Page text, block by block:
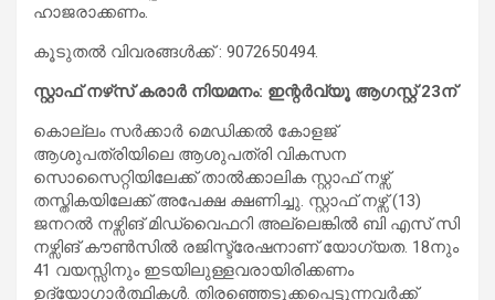
ഹാജരാക്കണം.
കൂടുതൽ വിവരങ്ങൾക്ക് : 9072650494.
സ്റ്റാഫ് നഴ്‌സ്‌ കരാർ നിയമനം: ഇന്റർവ്യൂ ആഗസ്റ്റ് 23ന്
കൊല്ലം സർക്കാർ മെഡിക്കൽ കോളജ്
ആശുപത്രിയിലെ ആശുപത്രി വികസന
സൊസൈറ്റിയിലേക്ക് താൽക്കാലിക സ്റ്റാഫ് നഴ്സ്
തസ്തികയിലേക്ക് അപേക്ഷ ക്ഷണിച്ചു. സ്റ്റാഫ് നഴ്സ് (13)
ജനറൽ നഴ്സിങ് മിഡ്‌വൈഫറി അല്ലെങ്കിൽ ബി എസ് സി
നഴ്സിങ് കൗൺസിൽ രജിസ്ട്രേഷനാണ് യോഗ്യത. 18നും
41 വയസ്സിനും ഇടയിലുള്ളവരായിരിക്കണം
ഉദ്യോഗാർത്ഥികൾ. തിരഞ്ഞെടുക്കപ്പെട്ടുന്നവർക്ക്